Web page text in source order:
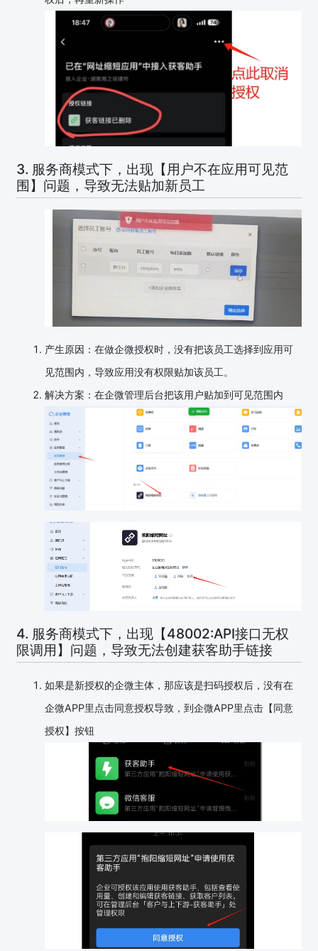
3. 服务商模式下，出现【用户不在应用可见范
围】问题，导致无法贴加新员工
产生原因：在做企微授权时，没有把该员工选择到应用可
见范围内，导致应用没有权限贴加该员工。
解决方案：在企微管理后台把该用户贴加到可见范围内
4. 服务商模式下，出现【48002:API接口无权
限调用】问题，导致无法创建获客助手链接
如果是新授权的企微主体，那应该是扫码授权后，没有在
企微APP里点击同意授权导致，到企微APP里点击【同意
授权】按钮